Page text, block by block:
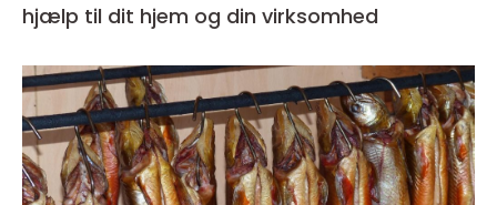
hjælp til dit hjem og din virksomhed